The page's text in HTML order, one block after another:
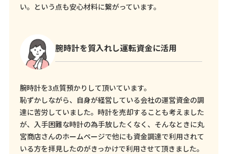
い。という点も安心材料に繋がっています。
腕時計を質入れし運転資金に活用
腕時計を3点質預かりして頂いています。
恥ずかしながら、自身が経営している会社の運営資金の調
達に苦労していました。時計を売却することも考えました
が、入手困難な時計の為手放したくなく、そんなときに丸
宮商店さんのホームページで他にも資金調達で利用されて
いる方を拝見したのがきっかけで利用させて頂きました。